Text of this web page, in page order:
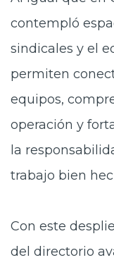
contempló
sindicales y el
permiten
equipos,
operación y
la
trabajo bien
Con este
del directorio